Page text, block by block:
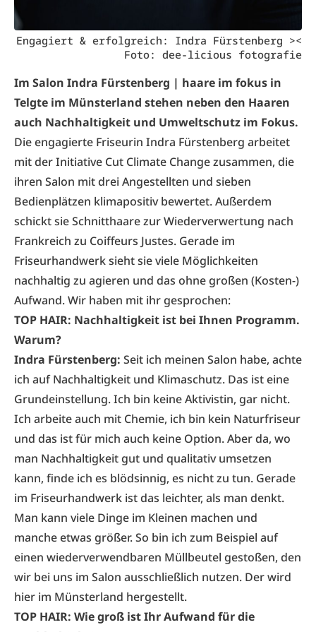
Engagiert & erfolgreich: Indra Fürstenberg ><
Foto: dee-licious fotografie
Im Salon Indra Fürstenberg | haare im fokus in
Telgte im Münsterland stehen neben den Haaren
auch Nachhaltigkeit und Umweltschutz im Fokus.
Die engagierte Friseurin Indra Fürstenberg arbeitet
mit der Initiative Cut Climate Change zusammen, die
ihren Salon mit drei Angestellten und sieben
Bedienplätzen klimapositiv bewertet. Außerdem
schickt sie Schnitthaare zur Wiederverwertung nach
Frankreich zu Coiffeurs Justes. Gerade im
Friseurhandwerk sieht sie viele Möglichkeiten
nachhaltig zu agieren und das ohne großen (Kosten-)
Aufwand. Wir haben mit ihr gesprochen:
TOP HAIR: Nachhaltigkeit ist bei Ihnen Programm.
Warum?
Indra Fürstenberg: Seit ich meinen Salon habe, achte
ich auf Nachhaltigkeit und Klimaschutz. Das ist eine
Grundeinstellung. Ich bin keine Aktivistin, gar nicht.
Ich arbeite auch mit Chemie, ich bin kein Naturfriseur
und das ist für mich auch keine Option. Aber da, wo
man Nachhaltigkeit gut und qualitativ umsetzen
kann, finde ich es blödsinnig, es nicht zu tun. Gerade
im Friseurhandwerk ist das leichter, als man denkt.
Man kann viele Dinge im Kleinen machen und
manche etwas größer. So bin ich zum Beispiel auf
einen wiederverwendbaren Müllbeutel gestoßen, den
wir bei uns im Salon ausschließlich nutzen. Der wird
hier im Münsterland hergestellt.
TOP HAIR: Wie groß ist Ihr Aufwand für die